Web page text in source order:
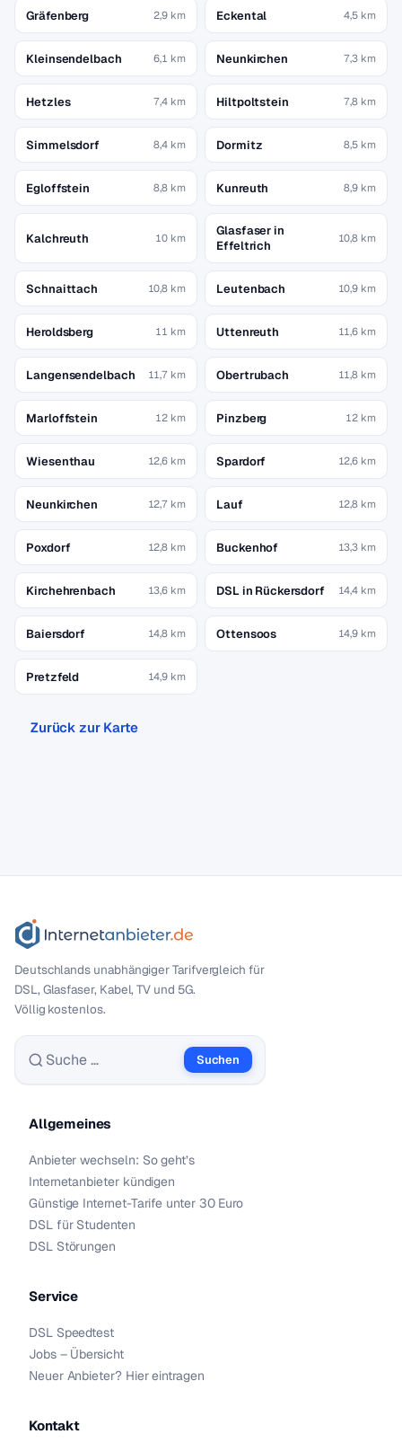
Gräfenberg 2,9 km Eckental 4,5 km
Kleinsendelbach 6,1 km Neunkirchen 7,3 km
Hetzles 7,4 km Hiltpoltstein 7,8 km
Simmelsdorf 8,4 km Dormitz 8,5 km
Egloffstein 8,8 km Kunreuth 8,9 km
Kalchreuth 10 km
Glasfaser in
Effeltrich
10,8 km
Schnaittach 10,8 km Leutenbach 10,9 km
Heroldsberg 11 km Uttenreuth 11,6 km
Langensendelbach 11,7 km Obertrubach 11,8 km
Marloffstein 12 km Pinzberg 12 km
Wiesenthau 12,6 km Spardorf 12,6 km
Neunkirchen 12,7 km Lauf 12,8 km
Poxdorf 12,8 km Buckenhof 13,3 km
Kirchehrenbach 13,6 km DSL in Rückersdorf 14,4 km
Baiersdorf 14,8 km Ottensoos 14,9 km
Pretzfeld 14,9 km
Zurück zur Karte
Deutschlands unabhängiger Tarif­vergleich für
DSL, Glasfaser, Kabel, TV und 5G.
Völlig kostenlos.
Suche nach:
Suchen
Allgemeines
Anbieter wechseln: So geht’s
Internetanbieter kündigen
Günstige Internet-Tarife unter 30 Euro
DSL für Studenten
DSL Störungen
Service
DSL Speedtest
Jobs – Übersicht
Neuer Anbieter? Hier eintragen
Kontakt